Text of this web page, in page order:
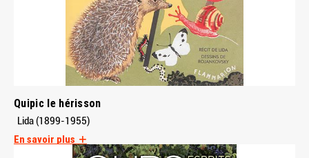
Quipic le hérisson
Lida (1899-1955)
En savoir plus